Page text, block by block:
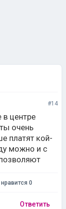
#14
центре
очень
платят кой-
можно и с
0
Ответить